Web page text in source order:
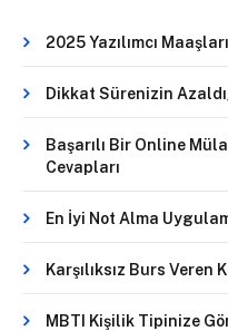
2025 Yazılımcı Maaşları
Dikkat Sürenizin
Başarılı Bir Online
Cevapları
En İyi Not Alma
Karşılıksız Burs Veren
MBTI Kişilik Tipinize